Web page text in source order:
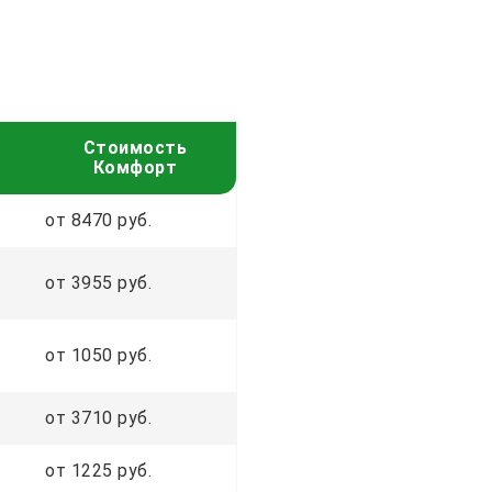
Стоимость
Комфорт
от 8470 руб.
от 3955 руб.
от 1050 руб.
от 3710 руб.
от 1225 руб.